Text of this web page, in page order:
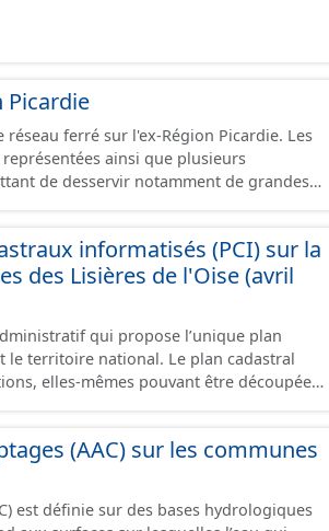
etc. - Plantations : proposition de
etc.).
Picardie
ferré sur l'ex-Région Picardie. Les
ainsi que plusieurs
de desservir notamment de grandes
informatisés (PCI) sur la
des Lisières de l'Oise (avril
qui propose l’unique plan
le territoire national. Le plan cadastral
elles-mêmes pouvant être découpées
un même propriétaire. Le plan cadastral
de numérisation du plan cadastral
de conventions avec les collectivités
format vecteur en France métropolitaine
(AAC) sur les communes
est définie sur des bases hydrologiques